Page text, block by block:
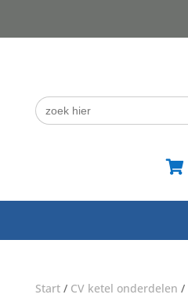
Zoek
naar:

Start/ CV ketel onderdelen /